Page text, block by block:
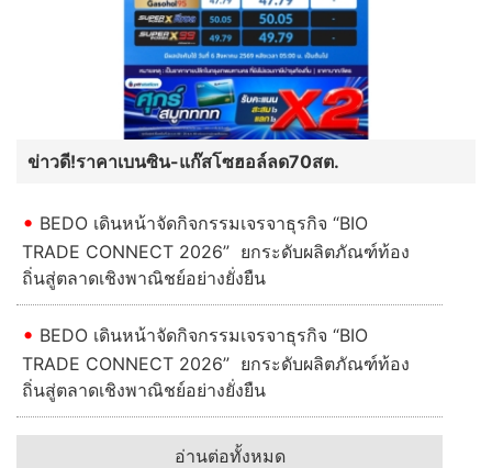
ข่าวดี!ราคาเบนซิน-แก๊สโซฮอล์ลด70สต.
BEDO เดินหน้าจัดกิจกรรมเจรจาธุรกิจ “BIO
TRADE CONNECT 2026” ยกระดับผลิตภัณฑ์ท้อง
ถิ่นสู่ตลาดเชิงพาณิชย์อย่างยั่งยืน
BEDO เดินหน้าจัดกิจกรรมเจรจาธุรกิจ “BIO
TRADE CONNECT 2026” ยกระดับผลิตภัณฑ์ท้อง
ถิ่นสู่ตลาดเชิงพาณิชย์อย่างยั่งยืน
อ่านต่อทั้งหมด